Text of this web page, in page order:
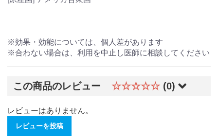
※効果・効能については、個人差があります
※合わない場合は、利用を中止し医師に相談してください
この商品のレビュー ☆☆☆☆☆ (0)
レビューはありません。
レビューを投稿